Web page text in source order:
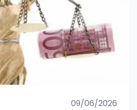
09/06/2026